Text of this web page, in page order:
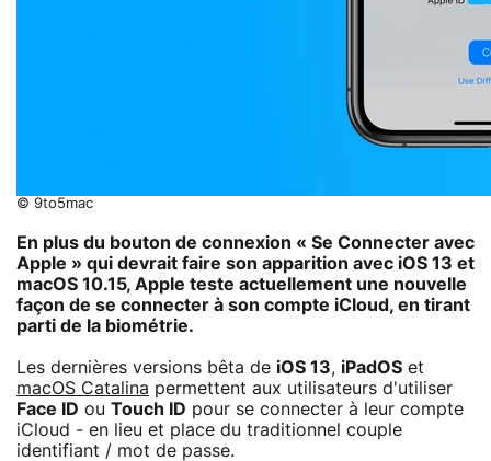
© 9to5mac
En plus du bouton de connexion « Se Connecter avec
Apple » qui devrait faire son apparition avec iOS 13 et
macOS 10.15, Apple teste actuellement une nouvelle
façon de se connecter à son compte iCloud, en tirant
parti de la biométrie.
Les dernières versions bêta de iOS 13, iPadOS et
macOS Catalina permettent aux utilisateurs d'utiliser
Face ID ou Touch ID pour se connecter à leur compte
iCloud - en lieu et place du traditionnel couple
identifiant / mot de passe.